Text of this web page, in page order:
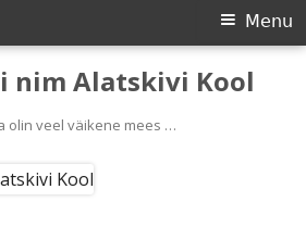
nim Alatskivi Kool
olin veel väikene mees …
Menu